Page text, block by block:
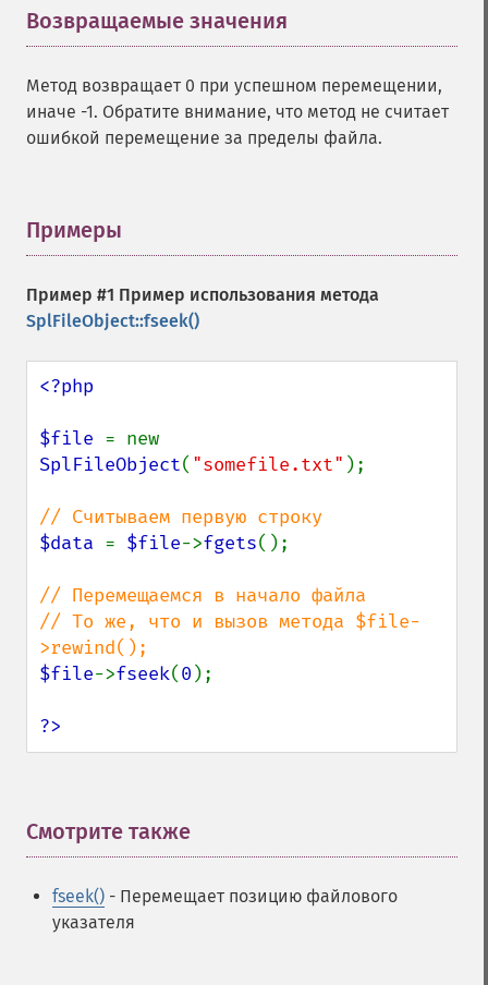
Возвращаемые значения
Метод возвращает 0 при успешном перемещении,
иначе -1. Обратите внимание, что метод не считает
ошибкой перемещение за пределы файла.
Примеры
Пример #1 Пример использования метода
SplFileObject::fseek()
<?php
$file
SplFileObject( "somefile.txt" );
$data = $file->fgets();
// Перемещаемся в начало файла
// То же, что и вызов метода $file-
$file->fseek(0 );
?>
Смотрите также
fseek() - Перемещает позицию файлового
указателя